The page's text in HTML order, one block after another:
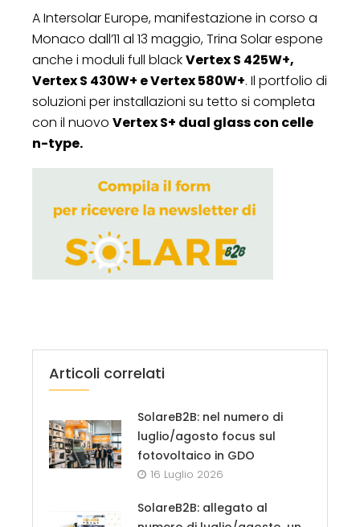
A Intersolar Europe, manifestazione in corso a
Monaco dall’11 al 13 maggio, Trina Solar espone
anche i moduli full blackVertex S 425W+,
Vertex S 430W+ e Vertex 580W+. Il portfolio di
soluzioni per installazioni su tetto si completa
con il nuovo Vertex S+ dual glass con celle
n-type.
Articoli correlati
SolareB2B: nel numero di
luglio/agosto focus sul
fotovoltaico in GDO
16 Luglio 2026
SolareB2B: allegato al